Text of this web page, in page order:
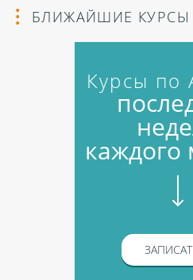
БЛИЖАЙШИЕ КУРСЫ
Курсы по
каждого